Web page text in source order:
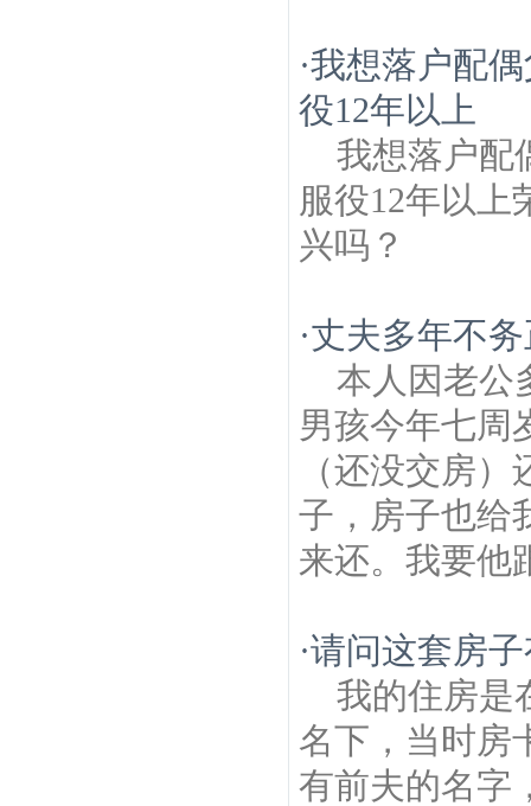
·我想落户配
役12年以上
我想落户配
服役12年以上
兴吗？
·丈夫多年不
本人因老公
男孩今年七周
（还没交房
子，房子也给
来还。我要他
·请问这套房
我的住房是
名下，当时房
有前夫的名字